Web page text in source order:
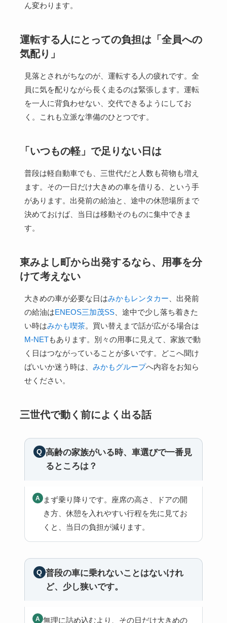
ん変わります。
運転する人にとっての負担は「全員への
気配り」
見落とされがちなのが、運転する人の疲れです。全
員に気を配りながら長く走るのは緊張します。運転
を一人に背負わせない、交代できるようにしてお
く。これも立派な準備のひとつです。
「いつもの軽」で足りない日は
普段は軽自動車でも、三世代だと人数も荷物も増え
ます。その一日だけ大きめの車を借りる、という手
があります。出発前の給油と、途中の休憩場所まで
決めておけば、当日は移動そのものに集中できま
す。
東みよし町から出発するなら、用事を分
けて考えない
大きめの車が必要な日はみかもレンタカー 、出発前
の給油はENEOS三加茂SS 、途中で少し落ち着きた
い時はみかも喫茶。買い替えまで話が広がる場合は
M-NETもあります。別々の用事に見えて、家族で動
く日はつながっていることが多いです。どこへ聞け
ばいいか迷う時は、 みかもグループへ内容をお知ら
せください。
三世代で動く前によく出る話
高齢の家族がいる時、車選びで一番見
るところは？
まず乗り降りです。座席の高さ、ドアの開
き方、休憩を入れやすい行程を先に見てお
くと、当日の負担が減ります。
普段の車に乗れないことはないけれ
ど、少し狭いです。
無理に詰め込むより、その日だけ大きめの